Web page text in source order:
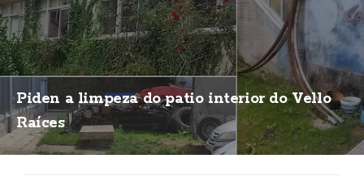
Piden a limpeza do patio interior do Vello
Raíces